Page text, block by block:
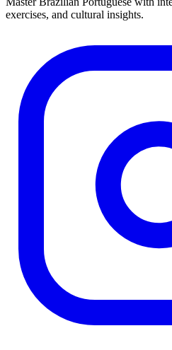
exercises, and cultural insights.